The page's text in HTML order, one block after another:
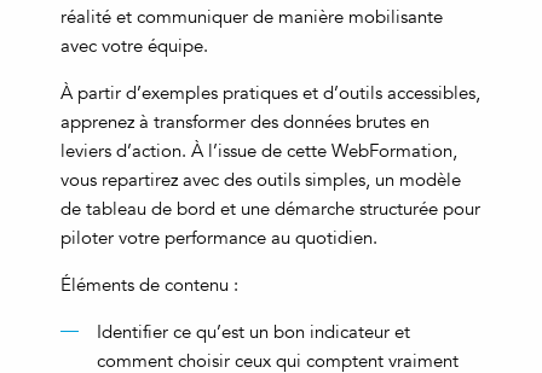
réalité et communiquer de manière mobilisante
avec votre équipe.
À partir d’exemples pratiques et d’outils accessibles,
apprenez à transformer des données brutes en
leviers d’action. À l’issue de cette WebFormation,
vous repartirez avec des outils simples, un modèle
de tableau de bord et une démarche structurée pour
piloter votre performance au quotidien.
Éléments de contenu :
Identifier ce qu’est un bon indicateur et
comment choisir ceux qui comptent vraiment